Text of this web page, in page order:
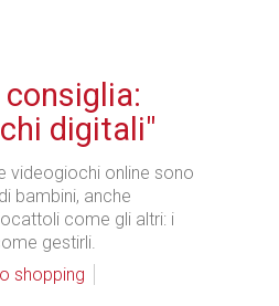
digitali"
videogiochi online sono
bambini, anche
come gli altri: i
gestirli.
shopping